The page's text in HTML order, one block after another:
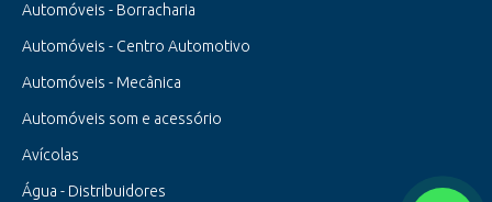
Automóveis - Borracharia
Automóveis - Centro Automotivo
Automóveis - Mecânica
Automóveis som e acessório
Avícolas
Água - Distribuidores